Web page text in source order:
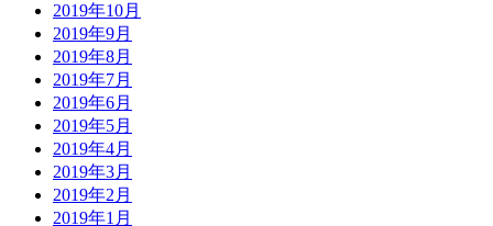
2019年10月
2019年9月
2019年8月
2019年7月
2019年6月
2019年5月
2019年4月
2019年3月
2019年2月
2019年1月